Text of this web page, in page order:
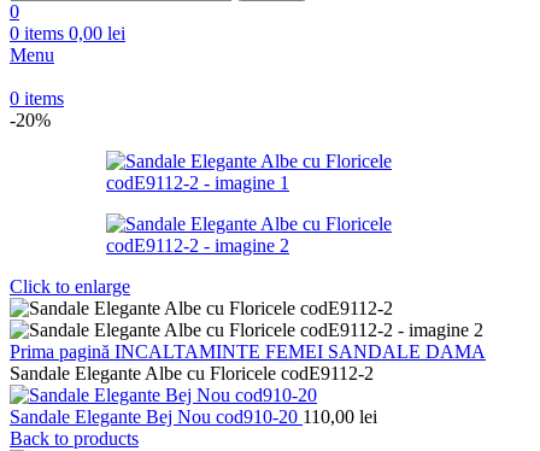
0
0 items 0,00 lei
Menu
0 items
-20%
Click to enlarge
Prima pagină INCALTAMINTE FEMEI SANDALE DAMA
Sandale Elegante Albe cu Floricele codE9112-2
Sandale Elegante Bej Nou cod910-20 110,00 lei
Back to products